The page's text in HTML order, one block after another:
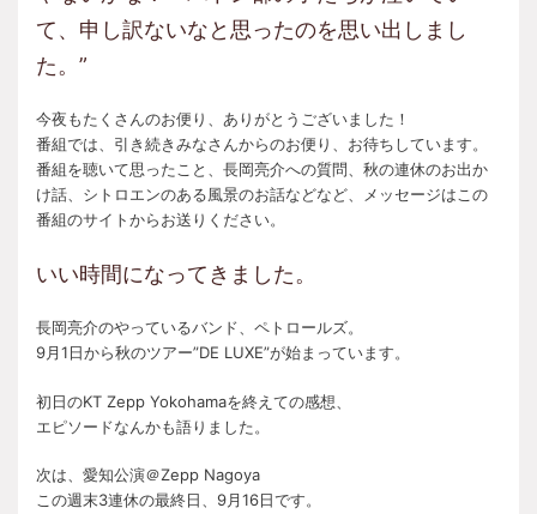
て、申し訳ないなと思ったのを思い出しまし
た。”
今夜もたくさんのお便り、ありがとうございました！
番組では、引き続きみなさんからのお便り、お待ちしています。
番組を聴いて思ったこと、長岡亮介への質問、秋の連休のお出か
け話、シトロエンのある風景のお話などなど、メッセージはこの
番組のサイトからお送りください。
いい時間になってきました。
長岡亮介のやっているバンド、ペトロールズ。
9月1日から秋のツアー”DE LUXE”が始まっています。
初日のKT Zepp Yokohamaを終えての感想、
エピソードなんかも語りました。
次は、愛知公演＠Zepp Nagoya
この週末3連休の最終日、9月16日です。